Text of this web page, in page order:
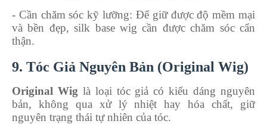
- Cần chăm sóc kỹ lưỡng: Để giữ được độ mềm mại
và bền đẹp, silk base wig cần được chăm sóc cẩn
thận.
9. Tóc Giả Nguyên Bản (Original Wig)
Original Wig là loại tóc giả có kiểu dáng nguyên
bản, không qua xử lý nhiệt hay hóa chất, giữ
nguyên trạng thái tự nhiên của tóc.